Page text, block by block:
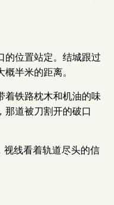
的位置站定。结城跟过
半米的距离。
着铁路枕木和机油的味
那道被刀割开的破口
视线看着轨道尽头的信